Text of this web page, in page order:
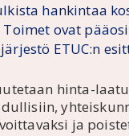
hankintaa
Toimet ovat
ETUC:n
hinta-
ja